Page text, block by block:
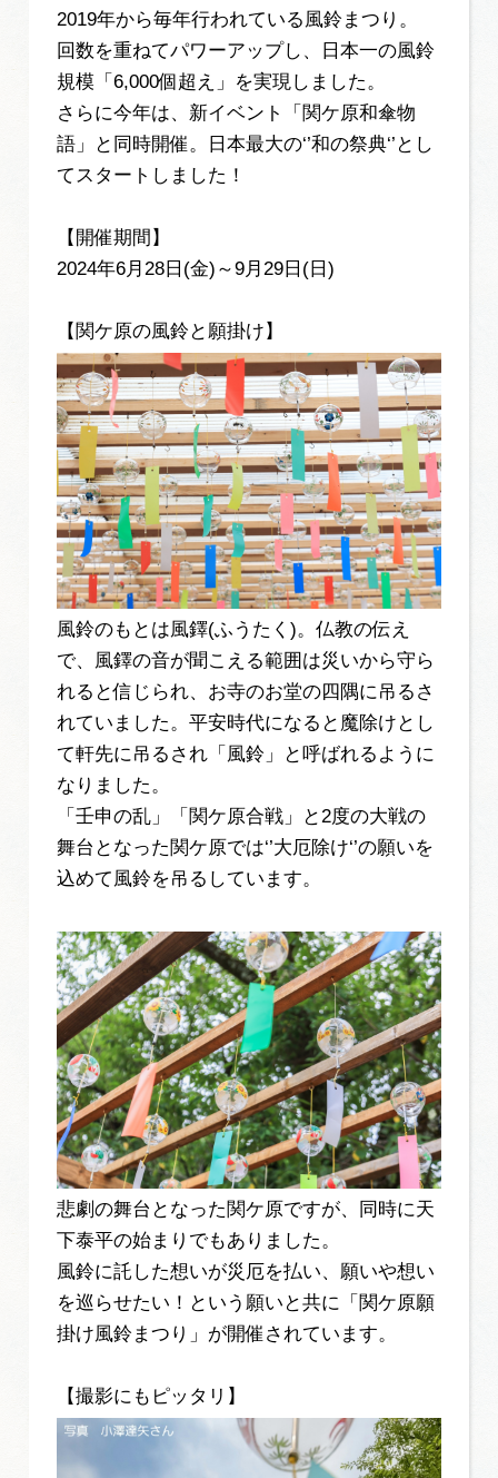
2019年から毎年行われている風鈴まつり。
回数を重ねてパワーアップし、日本一の風鈴
規模「6,000個超え」を実現しました。
さらに今年は、新イベント「関ケ原和傘物
語」と同時開催。日本最大の‘’和の祭典‘’とし
てスタートしました！
【開催期間】
2024年6月28日(金)～9月29日(日)
【関ケ原の風鈴と願掛け】
風鈴のもとは風鐸(ふうたく)。仏教の伝え
で、風鐸の音が聞こえる範囲は災いから守ら
れると信じられ、お寺のお堂の四隅に吊るさ
れていました。平安時代になると魔除けとし
て軒先に吊るされ「風鈴」と呼ばれるように
なりました。
「壬申の乱」「関ケ原合戦」と2度の大戦の
舞台となった関ケ原では‘’大厄除け‘’の願いを
込めて風鈴を吊るしています。
悲劇の舞台となった関ケ原ですが、同時に天
下泰平の始まりでもありました。
風鈴に託した想いが災厄を払い、願いや想い
を巡らせたい！という願いと共に「関ケ原願
掛け風鈴まつり」が開催されています。
【撮影にもピッタリ】